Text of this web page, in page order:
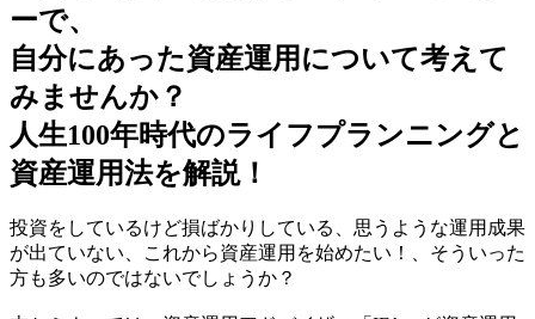
ーで、
自分にあった資産運用について考えて
みませんか？
人生100年時代のライフプランニングと
資産運用法を解説！
投資をしているけど損ばかりしている、思うような運用成果
が出ていない、これから資産運用を始めたい！、そういった
方も多いのではないでしょうか？